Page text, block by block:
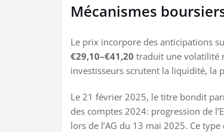
Mécanismes
Le prix incorpore des anticipations
€29,10–€41,20 traduit une volatilité
investisseurs scrutent la liquidité, la
Le 21 février 2025, le titre bondit
des comptes 2024: progression de
lors de l’AG du 13 mai 2025. Ce